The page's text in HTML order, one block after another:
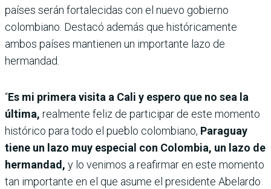
países serán fortalecidas con el nuevo gobierno
colombiano. Destacó además que históricamente
ambos países mantienen un importante lazo de
hermandad.
“Es mi primera visita a Cali y espero que no sea la
última, realmente feliz de participar de este momento
histórico para todo el pueblo colombiano, Paraguay
tiene un lazo muy especial con Colombia, un lazo de
hermandad, y lo venimos a reafirmar en este momento
tan importante en el que asume el presidente Abelardo